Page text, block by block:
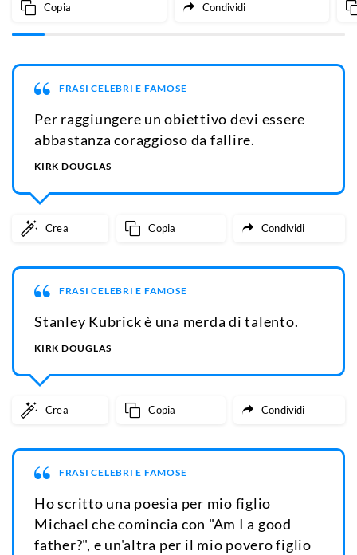
Copia Condividi
FRASI CELEBRI E FAMOSE
Per raggiungere un obiettivo devi essere
abbastanza coraggioso da fallire.
KIRK DOUGLAS
Crea Copia Condividi
FRASI CELEBRI E FAMOSE
Stanley Kubrick è una merda di talento.
KIRK DOUGLAS
Crea Copia Condividi
FRASI CELEBRI E FAMOSE
Ho scritto una poesia per mio figlio
Michael che comincia con "Am I a good
father?", e un'altra per il mio povero figlio